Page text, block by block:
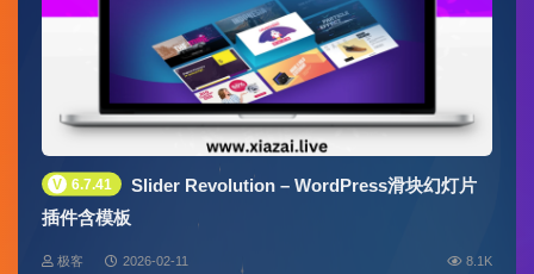
V 6.7.41
Slider Revolution – WordPress滑块幻灯片
插件含模板
极客 2026-02-11 8.1K